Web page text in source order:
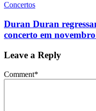
Concertos
Duran Duran
concerto em
Leave a Reply
Comment*